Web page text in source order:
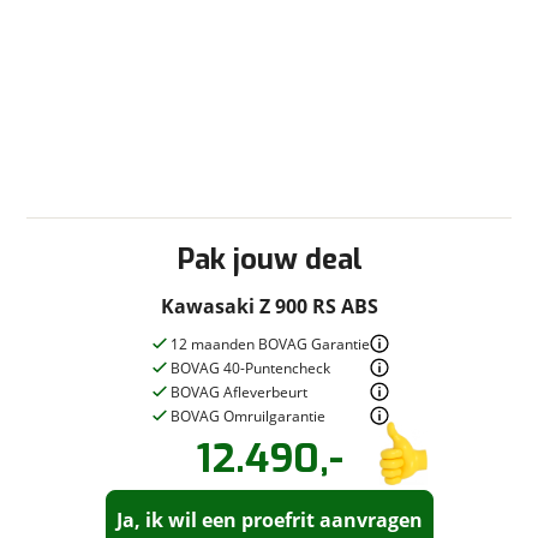
Pak jouw deal
Kawasaki Z 900 RS ABS
12 maanden BOVAG Garantie
BOVAG 40-Puntencheck
BOVAG Afleverbeurt
BOVAG Omruilgarantie
12.490,-
Ja, ik wil een proefrit aanvragen
Vraag eenproefrit
aan!
Stel eenvraag!
Moto Rotterdam neemt snel